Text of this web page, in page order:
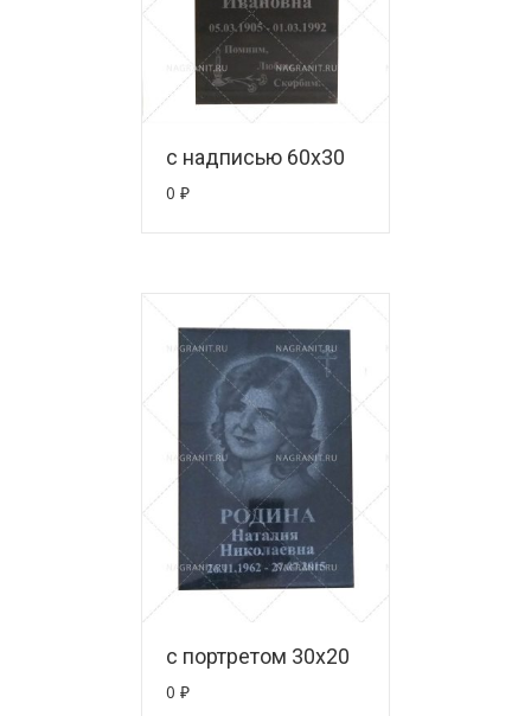
с надписью 60х30
0 ₽
с портретом 30х20
0 ₽